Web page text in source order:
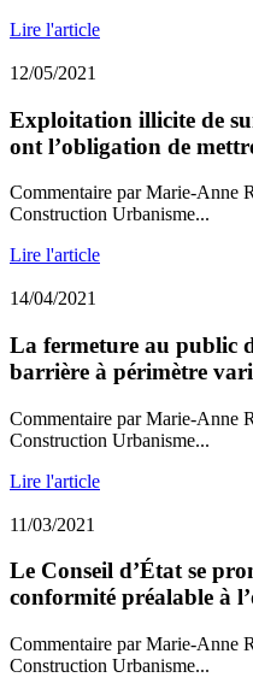
Lire l'article
12/05/2021
Exploitation illicite de
ont l’obligation de
Commentaire par Marie-Anne
Construction Urbanisme...
Lire l'article
14/04/2021
La fermeture au public
barrière à périmètre
Commentaire par Marie-Anne
Construction Urbanisme...
Lire l'article
11/03/2021
Le Conseil d’État se
conformité préalable à
Commentaire par Marie-Anne
Construction Urbanisme...